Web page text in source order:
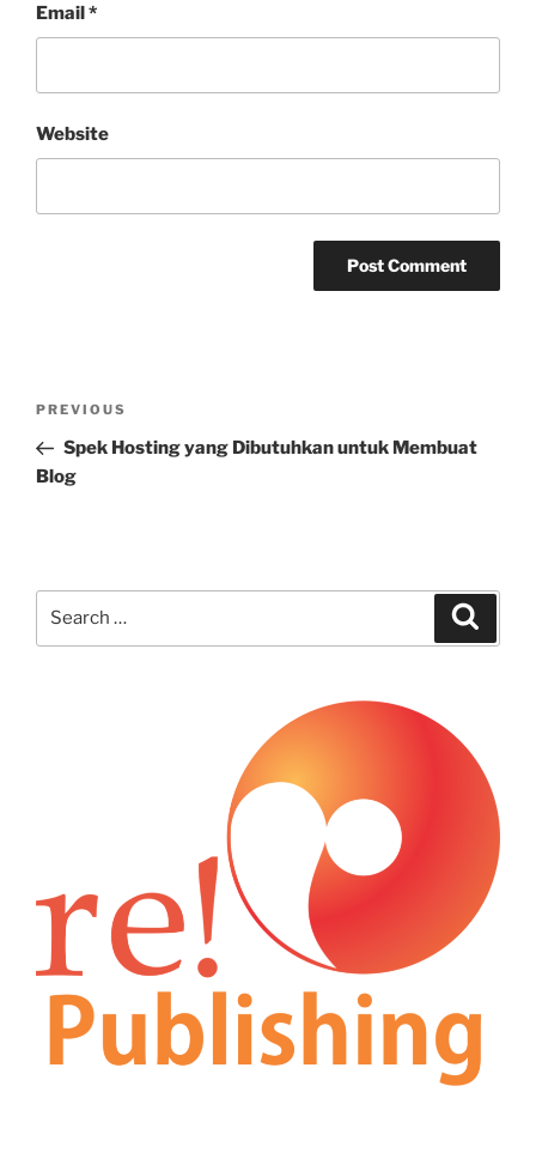
Email *
Website
Previous
Post
PREVIOUS
Spek Hosting yang Dibutuhkan untuk Membuat
Blog